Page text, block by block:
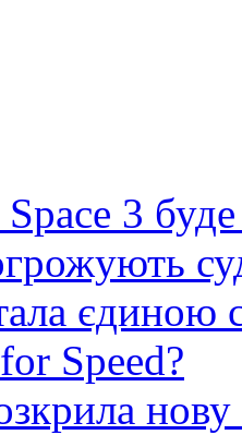
Space 3
єдиною
Speed?